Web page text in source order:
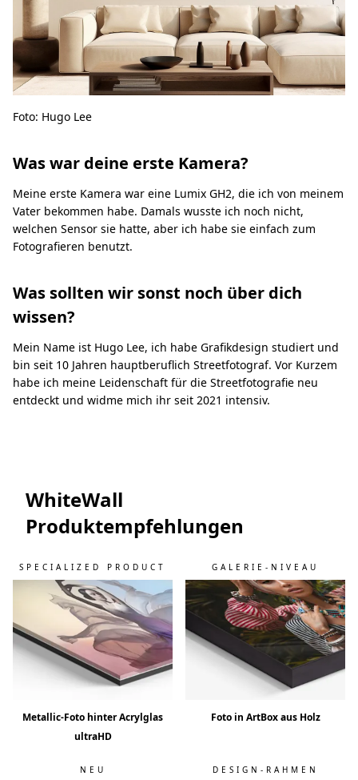
Foto: Hugo Lee
Was war deine erste Kamera?
Meine erste Kamera war eine Lumix GH2, die ich von meinem
Vater bekommen habe. Damals wusste ich noch nicht,
welchen Sensor sie hatte, aber ich habe sie einfach zum
Fotografieren benutzt.
Was sollten wir sonst noch über dich
wissen?
Mein Name ist Hugo Lee, ich habe Grafikdesign studiert und
bin seit 10 Jahren hauptberuflich Streetfotograf. Vor Kurzem
habe ich meine Leidenschaft für die Streetfotografie neu
entdeckt und widme mich ihr seit 2021 intensiv.
WhiteWall
Produktempfehlungen
SPECIALIZED PRODUCT
Metallic-Foto hinter Acrylglas
ultraHD
GALERIE-NIVEAU
Foto in ArtBox aus Holz
NEU DESIGN-RAHMEN